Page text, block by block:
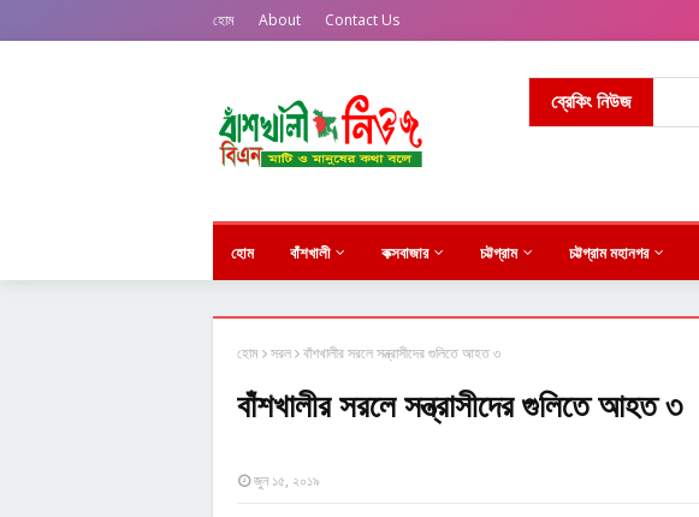
হোম About Contact Us
ব্রেকিং নিউজ
হোম বাঁশখালী কক্সবাজার চট্টগ্রাম চট্টগ্রাম মহানগর
হোম সরল বাঁশখালীর সরলে সন্ত্রাসীদের গুলিতে আহত ৩
বাঁশখালীর সরলে সন্ত্রাসীদের গুলিতে আহত ৩
জুন ১৫, ২০১৯